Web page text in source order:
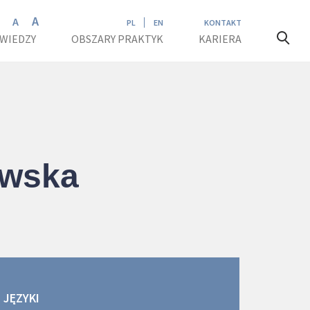
A A PL EN KONTAKT
OBSZARY PRAKTYK KARIERA
JĘZYKI